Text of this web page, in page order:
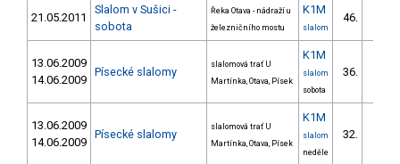
21.05.2011
Slalom v Sušici -
sobota
Řeka Otava - nádraží u
železničního mostu
K1M
slalom
46.
13.06.2009
14.06.2009
Písecké slalomy
slalomová trať U
Martínka, Otava, Písek
K1M
slalom
sobota
36.
13.06.2009
14.06.2009
Písecké slalomy
slalomová trať U
Martínka, Otava, Písek
K1M
slalom
neděle
32.